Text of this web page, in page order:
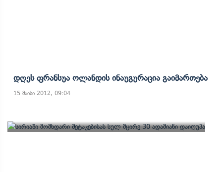
Დღეს Ფრანსუა Ოლანდის Ინაუგურაცია Გაიმართება
15 მაისი 2012, 09:04